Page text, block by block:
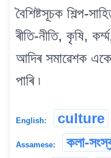
বৈশিষ্টসূচক শিল্প-
ৰীতি-নীতি, কৃষি,
আদিৰ সমাৱেশক
পাৰি ৷
English: culture
Assamese: কলা-